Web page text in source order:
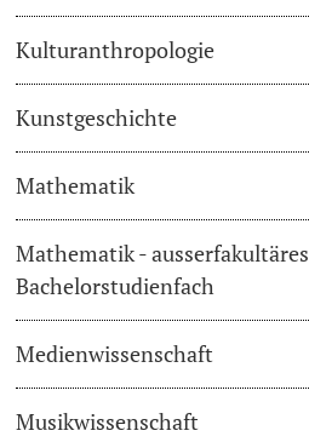
Inclusive University
Support Services Guide
Learning & Teaching
AI in learning and teaching
Digital learning
Language Center
Learning Spaces
Kulturanthropologie
Kunstgeschichte
Mathematik
Mathematik - ausserfakultäres
Bachelorstudienfach
Medienwissenschaft
Musikwissenschaft